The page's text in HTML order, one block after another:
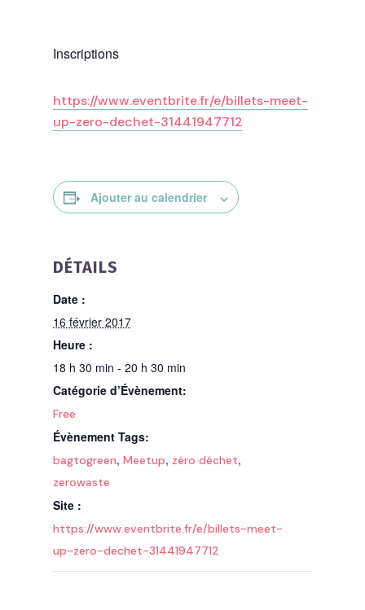
Inscriptions
https://www.eventbrite.fr/e/billets-meet-
up-zero-dechet-31441947712
Ajouter au calendrier
DÉTAILS
Date :
16 février 2017
Heure :
18 h 30 min - 20 h 30 min
Catégorie d’Évènement:
Free
Évènement Tags:
bagtogreen, Meetup, zéro déchet,
zerowaste
Site :
https://www.eventbrite.fr/e/billets-meet-
up-zero-dechet-31441947712